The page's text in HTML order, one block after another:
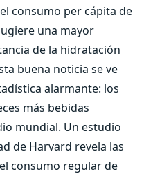
consumo per cápita de
una mayor
de la hidratación
buena noticia se ve
alarmante: los
más bebidas
mundial. Un estudio
de Harvard revela las
consumo regular de